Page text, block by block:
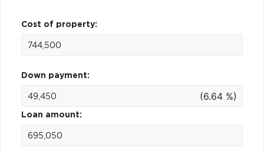
Cost of property:
Down payment:
(6.64 %)
Loan amount: